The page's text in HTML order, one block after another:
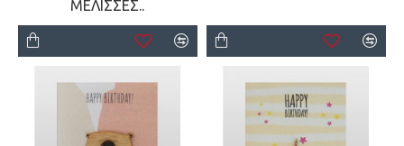
ΜΕΛΙΣΣΕΣ..